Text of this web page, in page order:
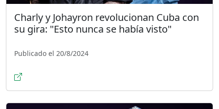
Charly y Johayron revolucionan Cuba con
su gira: "Esto nunca se había visto"
Publicado el 20/8/2024